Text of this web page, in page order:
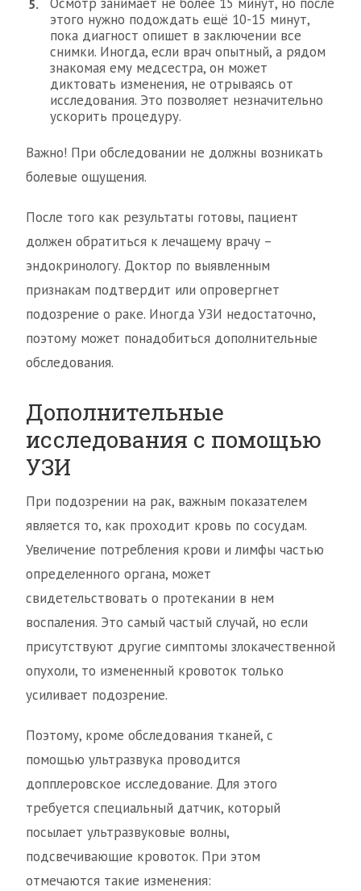
этого нужно подождать ещё 10-15 минут,
пока диагност опишет в заключении все
снимки. Иногда, если врач опытный, а рядом
знакомая ему медсестра, он может
диктовать изменения, не отрываясь от
исследования. Это позволяет незначительно
ускорить процедуру.
Важно! При обследовании не должны возникать
болевые ощущения.
После того как результаты готовы, пациент
должен обратиться к лечащему врачу –
эндокринологу. Доктор по выявленным
признакам подтвердит или опровергнет
подозрение о раке. Иногда УЗИ недостаточно,
поэтому может понадобиться дополнительные
обследования.
Дополнительные
исследования с помощью
УЗИ
При подозрении на рак, важным показателем
является то, как проходит кровь по сосудам.
Увеличение потребления крови и лимфы частью
определенного органа, может
свидетельствовать о протекании в нем
воспаления. Это самый частый случай, но если
присутствуют другие симптомы злокачественной
опухоли, то измененный кровоток только
усиливает подозрение.
Поэтому, кроме обследования тканей, с
помощью ультразвука проводится
допплеровское исследование. Для этого
требуется специальный датчик, который
посылает ультразвуковые волны,
подсвечивающие кровоток. При этом
отмечаются такие изменения: